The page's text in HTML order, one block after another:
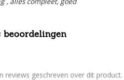
beoordelingen
reviews geschreven over dit product.